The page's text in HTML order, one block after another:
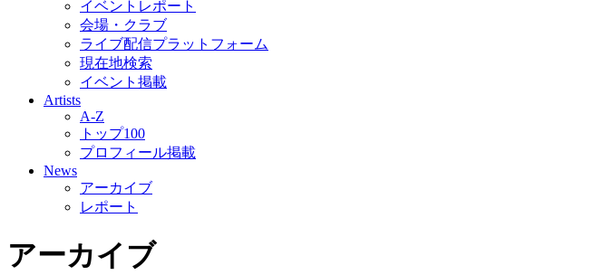
イベントレポート
会場・クラブ
ライブ配信プラットフォーム
現在地検索
イベント掲載
Artists
A-Z
トップ100
プロフィール掲載
News
アーカイブ
レポート
アーカイブ